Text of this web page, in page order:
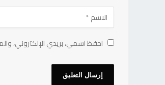
احفظ اسمي، بريدي الإلكتروني،